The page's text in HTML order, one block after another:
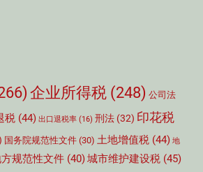
企业所得税 (248) 公司法
税 (44) 出口退税率 (16) 刑法 (32) 印花税
国务院规范性文件 (30) 土地增值税 (44) 地
规范性文件 (40)城市维护建设税 (45)